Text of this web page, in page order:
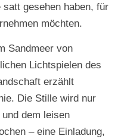
gesehen haben, für
möchten.
Sandmeer von
Lichtspielen des
erzählt
Die Stille wird nur
dem leisen
– eine Einladung,